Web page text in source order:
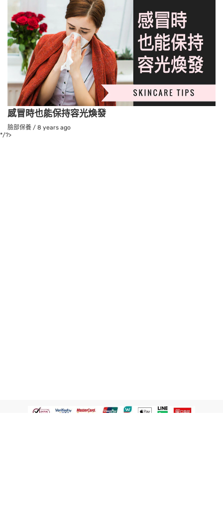
感冒時也能保持容光煥發
臉部保養 / 8 years ago
*/?>